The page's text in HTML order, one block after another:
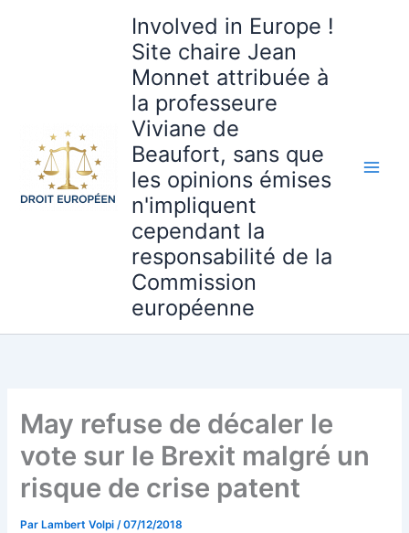
Involved in Europe !
Site chaire Jean
Monnet attribuée à
la professeure
Viviane de
Beaufort, sans que
les opinions émises
n'impliquent
cependant la
responsabilité de la
Commission
européenne
May refuse de décaler le
vote sur le Brexit malgré un
risque de crise patent
Par Lambert Volpi/07/12/2018